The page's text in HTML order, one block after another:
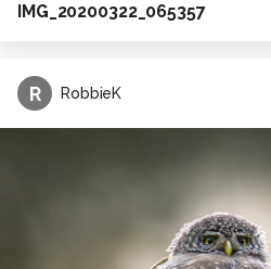
IMG_20200322_065357
R RobbieK